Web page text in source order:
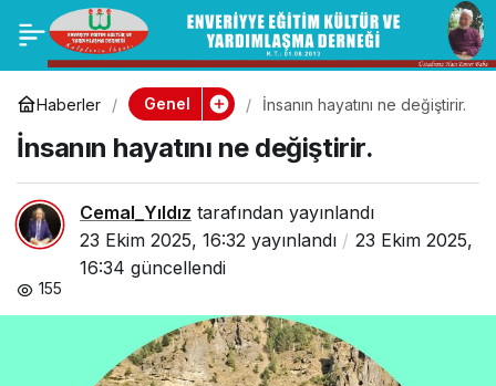
Haberler Genel İnsanın hayatını ne değiştirir.
İnsanın hayatını ne değiştirir.
Cemal_Yıldız tarafından yayınlandı
23 Ekim 2025, 16:32 yayınlandı
23 Ekim 2025,
16:34 güncellendi
155
ÖZLÜ SÖZ (H. Enver
Baba)
0 Paylaş